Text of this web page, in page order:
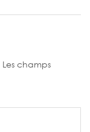
Les champs